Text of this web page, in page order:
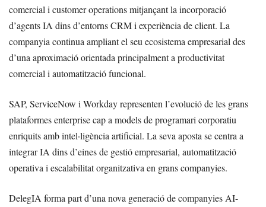
comercial i customer operations mitjançant la incorporació
d’agents IA dins d’entorns CRM i experiència de client. La
companyia continua ampliant el seu ecosistema empresarial des
d’una aproximació orientada principalment a productivitat
comercial i automatització funcional.
SAP, ServiceNow i Workday representen l’evolució de les grans
plataformes enterprise cap a models de programari corporatiu
enriquits amb intel·ligència artificial. La seva aposta se centra a
integrar IA dins d’eines de gestió empresarial, automatització
operativa i escalabilitat organitzativa en grans companyies.
DelegIA forma part d’una nova generació de companyies AI-